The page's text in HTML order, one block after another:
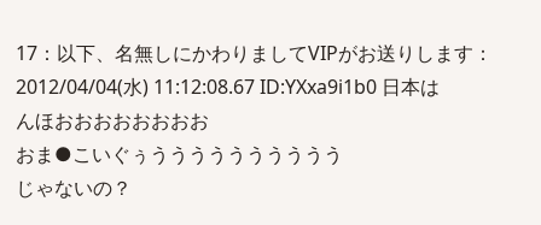
17：以下、名無しにかわりましてVIPがお送りします：
2012/04/04(水) 11:12:08.67 ID:YXxa9i1b0 日本は
んほおおおおおおおお
おま●こいぐぅうううううううううう
じゃないの？